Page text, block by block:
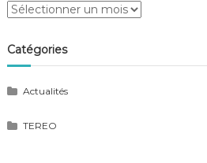
Archives
Catégories
Actualités
TEREO